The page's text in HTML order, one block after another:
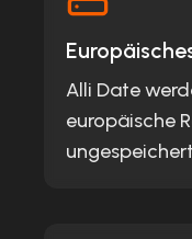
Alli Date
europäische